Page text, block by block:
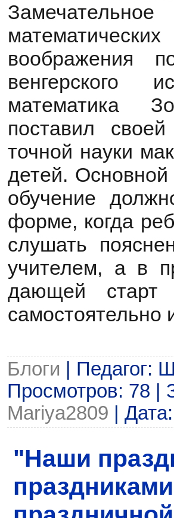
воображения
венгерского
математика
поставил
точной науки
детей. Основной
обучение
форме, когда
слушать
учителем, а в
дающей старт
самостоятельно
Блоги | Педагог:
Просмотров: 78 |
Mariya2809 | Дата:
"Наши